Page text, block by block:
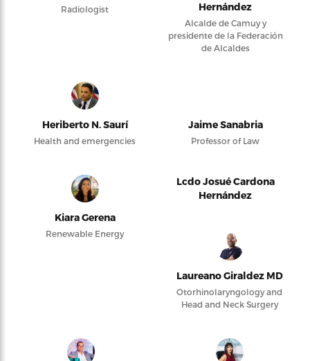
Radiologist
Hernández
Alcalde de Camuy y
presidente de la Federación
de Alcaldes
Heriberto N. Saurí
Health and emergencies
Jaime Sanabria
Professor of Law
Kiara Gerena
Renewable Energy
Lcdo Josué Cardona
Hernández
Laureano Giraldez MD
Otorhinolaryngology and
Head and Neck Surgery